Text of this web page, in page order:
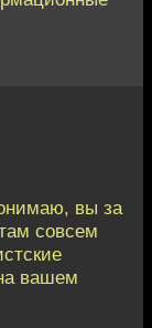
вы за
совсем
вашем